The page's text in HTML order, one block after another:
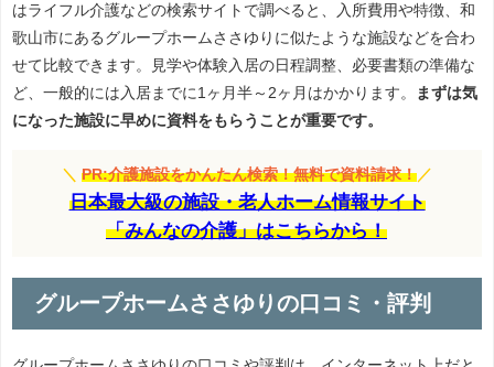
はライフル介護などの検索サイトで調べると、入所費用や特徴、和
歌山市にあるグループホームささゆりに似たような施設などを合わ
せて比較できます。見学や体験入居の日程調整、必要書類の準備な
ど、一般的には入居までに1ヶ月半～2ヶ月はかかります。
まずは気
になった施設に早めに資料をもらうことが重要です。
＼ PR:介護施設をかんたん検索！無料で資料請求！ ／
日本最大級の施設・老人ホーム情報サイト
「みんなの介護」はこちらから！
グループホームささゆりの口コミ・評判